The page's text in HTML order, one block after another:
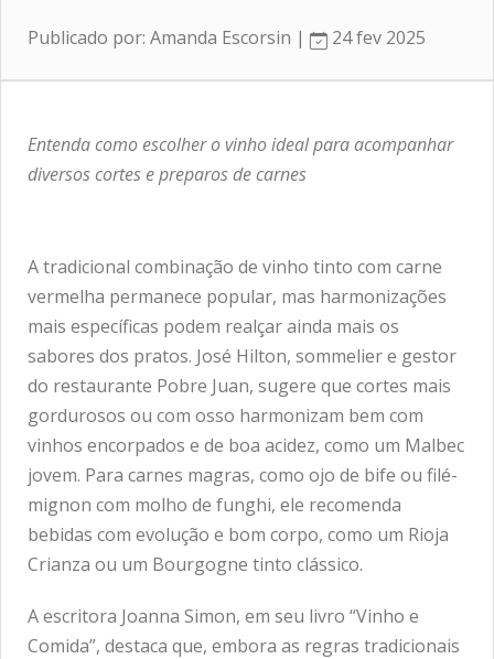
Publicado por: Amanda Escorsin | 24 fev 2025
Entenda como escolher o vinho ideal para acompanhar
diversos cortes e preparos de carnes
A tradicional combinação de vinho tinto com carne
vermelha permanece popular, mas harmonizações
mais específicas podem realçar ainda mais os
sabores dos pratos. José Hilton, sommelier e gestor
do restaurante Pobre Juan, sugere que cortes mais
gordurosos ou com osso harmonizam bem com
vinhos encorpados e de boa acidez, como um Malbec
jovem. Para carnes magras, como ojo de bife ou filé-
mignon com molho de funghi, ele recomenda
bebidas com evolução e bom corpo, como um Rioja
Crianza ou um Bourgogne tinto clássico.
A escritora Joanna Simon, em seu livro “Vinho e
Comida”, destaca que, embora as regras tradicionais